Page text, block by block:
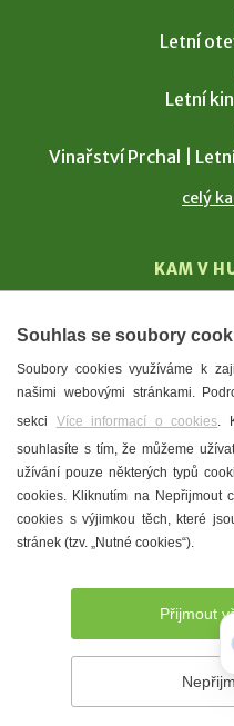
Letní
Letní
Vinařství Prchal |
celý
KAM V
T. G.
Městské
Prohlášení o přístupnosti
Souhlas se soubory
Soubory cookies využíváme k
našimi webovými stránkami.
sekci Více informací o cookies.
souhlasíte s tím, že můžeme
užívání pouze některých typů
cookies. Kliknutím na Nepřijmout
cookies s výjimkou těch, které
stránek (tzv. „Nutné cookies“).
Přijmout